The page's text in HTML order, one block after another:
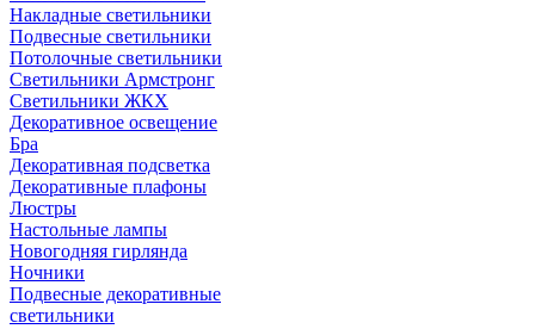
Накладные светильники
Подвесные светильники
Потолочные светильники
Светильники Армстронг
Светильники ЖКХ
Декоративное освещение
Бра
Декоративная подсветка
Декоративные плафоны
Люстры
Настольные лампы
Новогодняя гирлянда
Ночники
Подвесные декоративные
светильники